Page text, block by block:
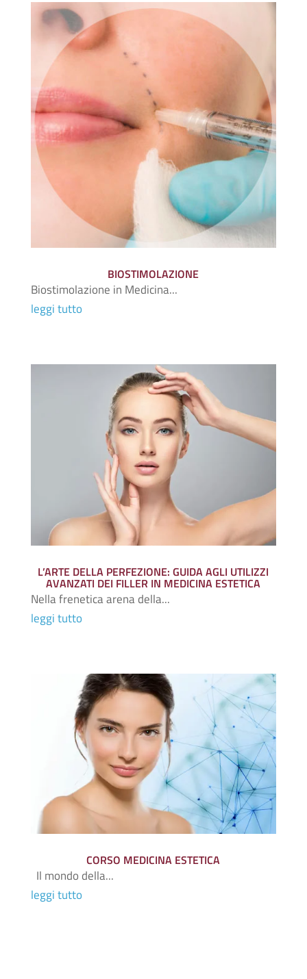
BIOSTIMOLAZIONE
Biostimolazione in Medicina...
leggi tutto
L’ARTE DELLA PERFEZIONE: GUIDA AGLI UTILIZZI
AVANZATI DEI FILLER IN MEDICINA ESTETICA
Nella frenetica arena della...
leggi tutto
CORSO MEDICINA ESTETICA
Il mondo della...
leggi tutto